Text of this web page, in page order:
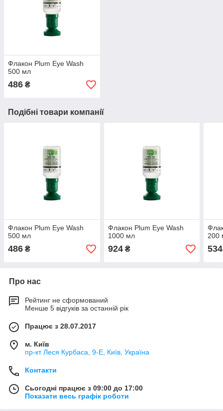
Флакон Plum Eye Wash
500 мл
486 ₴
Подібні товари компанії
Флакон Plum Eye Wash
500 мл
486 ₴
Флакон Plum Eye Wash
1000 мл
924₴
200
534
Про нас
Рейтинг не сформований
Менше 5 відгуків за останній рік
Працює з 28.07.2017
м. Київ
пр-кт Леся Курбаса, 9-Е, Київ, Україна
Контакти
Сьогодні працює з 09:00 до 17:00
Показати весь графік роботи